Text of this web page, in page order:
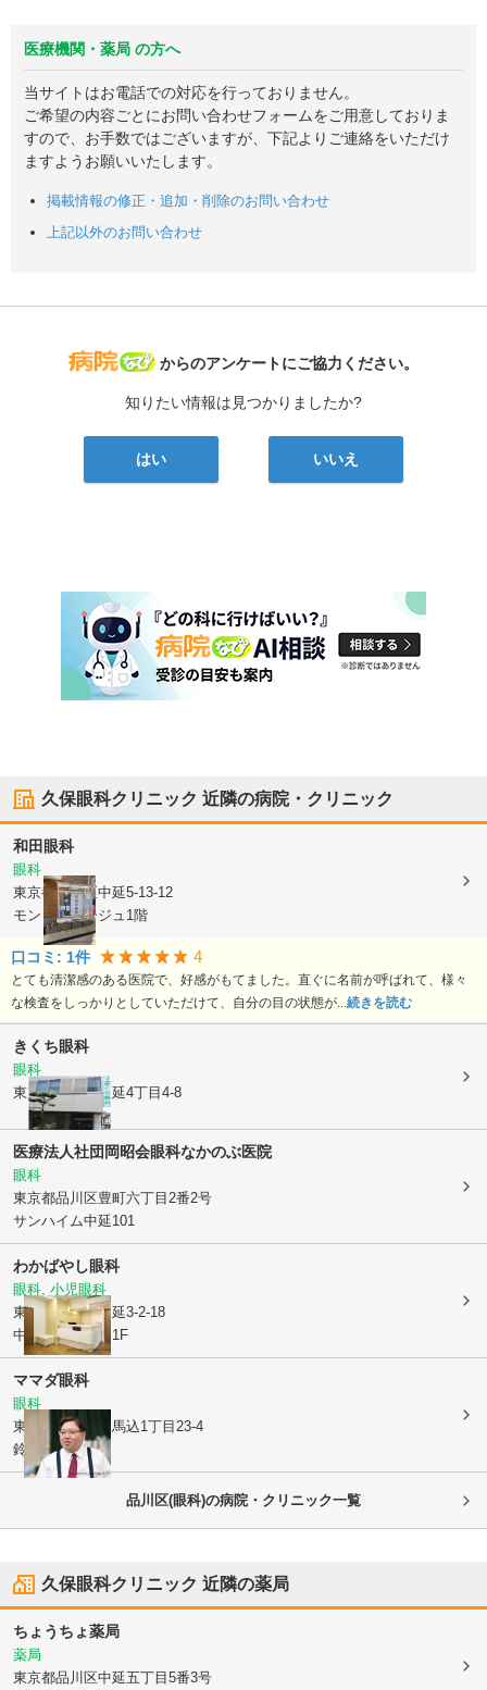
医療機関・薬局 の方へ
当サイトはお電話での対応を行っておりません。
ご希望の内容ごとにお問い合わせフォームをご用意しておりま
すので、お手数ではございますが、下記よりご連絡をいただけ
ますようお願いいたします。
掲載情報の修正・追加・削除のお問い合わせ
上記以外のお問い合わせ
病院なび
からのアンケートにご協力ください。
知りたい情報は見つかりましたか?
はい いいえ
久保眼科クリニック 近隣の病院・クリニック
和田眼科
眼科
東京都品川区中延5-13-12
モン・リバージュ1階
口コミ: 1件 4
とても清潔感のある医院で、好感がもてました。直ぐに名前が呼ばれて、様々
な検査をしっかりとしていただけて、自分の目の状態が... 続きを読む
きくち眼科
眼科
東京都品川区中延4丁目4-8
医療法人社団岡昭会眼科なかのぶ医院
眼科
東京都品川区豊町六丁目2番2号
サンハイム中延101
わかばやし眼科
眼科, 小児眼科
東京都品川区中延3-2-18
中延レジデンス1F
ママダ眼科
眼科
東京都大田区
東馬込1丁目23-4
鈴木ビル
品川区(眼科)の病院・クリニック一覧
久保眼科クリニック 近隣の薬局
ちょうちょ薬局
薬局
東京都品川区中延五丁目5番3号